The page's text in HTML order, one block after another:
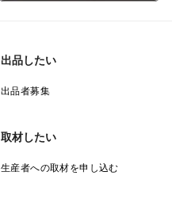
出品したい
出品者募集
取材したい
生産者への取材を申し込む